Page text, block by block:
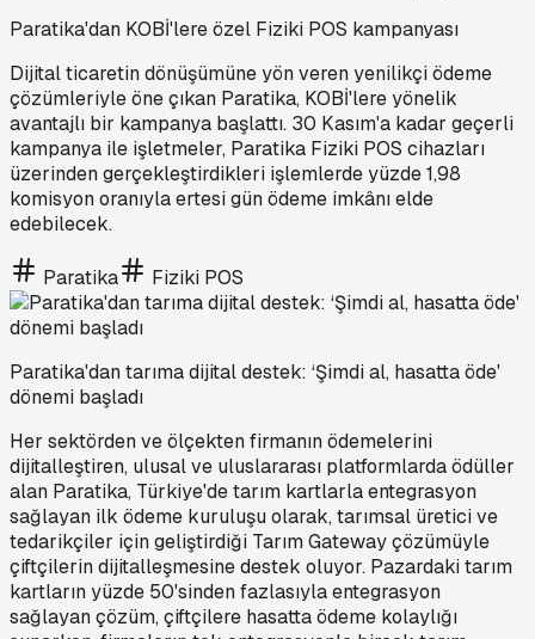
Paratika'dan KOBİ'lere özel Fiziki POS kampanyası
Dijital ticaretin dönüşümüne yön veren yenilikçi ödeme
çözümleriyle öne çıkan Paratika, KOBİ'lere yönelik
avantajlı bir kampanya başlattı. 30 Kasım'a kadar geçerli
kampanya ile işletmeler, Paratika Fiziki POS cihazları
üzerinden gerçekleştirdikleri işlemlerde yüzde 1,98
komisyon oranıyla ertesi gün ödeme imkânı elde
edebilecek.
Paratika Fiziki POS
Paratika'dan tarıma dijital destek: ‘Şimdi al, hasatta öde'
dönemi başladı
Her sektörden ve ölçekten firmanın ödemelerini
dijitalleştiren, ulusal ve uluslararası platformlarda ödüller
alan Paratika, Türkiye'de tarım kartlarla entegrasyon
sağlayan ilk ödeme kuruluşu olarak, tarımsal üretici ve
tedarikçiler için geliştirdiği Tarım Gateway çözümüyle
çiftçilerin dijitalleşmesine destek oluyor. Pazardaki tarım
kartların yüzde 50'sinden fazlasıyla entegrasyon
sağlayan çözüm, çiftçilere hasatta ödeme kolaylığı